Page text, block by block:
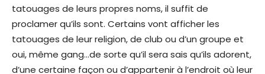
tatouages de leurs propres noms, il suffit de
proclamer qu’ils sont. Certains vont afficher les
tatouages de leur religion, de club ou d’un groupe et
oui, même gang…de sorte qu’il sera sais qu’ils adorent,
d’une certaine façon ou d’appartenir à l’endroit où leur